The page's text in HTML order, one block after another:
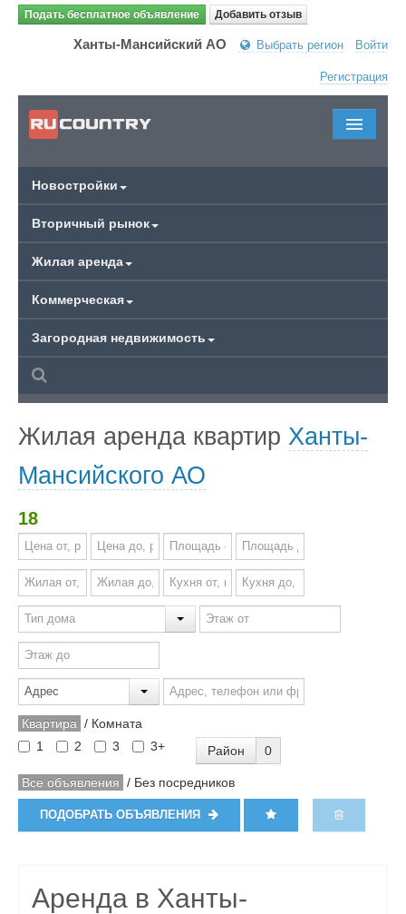
Подать бесплатное объявление Добавить отзыв
Ханты-Мансийский АО Выбрать регион Войти
Регистрация
Новостройки
Вторичный рынок
Жилая аренда
Коммерческая
Загородная недвижимость
Жилая аренда квартир Ханты-
Мансийского АО
18
Квартира / Комната
1
2 3 3+ Район 0
Все объявления / Без посредников
ПОДОБРАТЬ ОБЪЯВЛЕНИЯ
Аренда в Ханты-